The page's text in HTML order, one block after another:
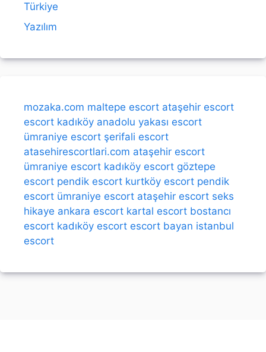
Türkiye
Yazılım
mozaka.com maltepe escort ataşehir escort
escort kadıköy anadolu yakası escort
ümraniye escort şerifali escort
atasehirescortlari.com ataşehir escort
ümraniye escort kadıköy escort göztepe
escort pendik escort kurtköy escort pendik
escort ümraniye escort ataşehir escort seks
hikaye ankara escort kartal escort bostancı
escort kadıköy escort escort bayan istanbul
escort